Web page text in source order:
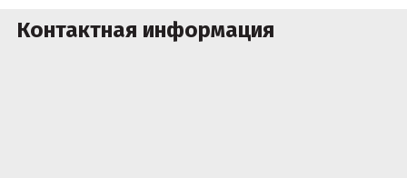
Контактная информация